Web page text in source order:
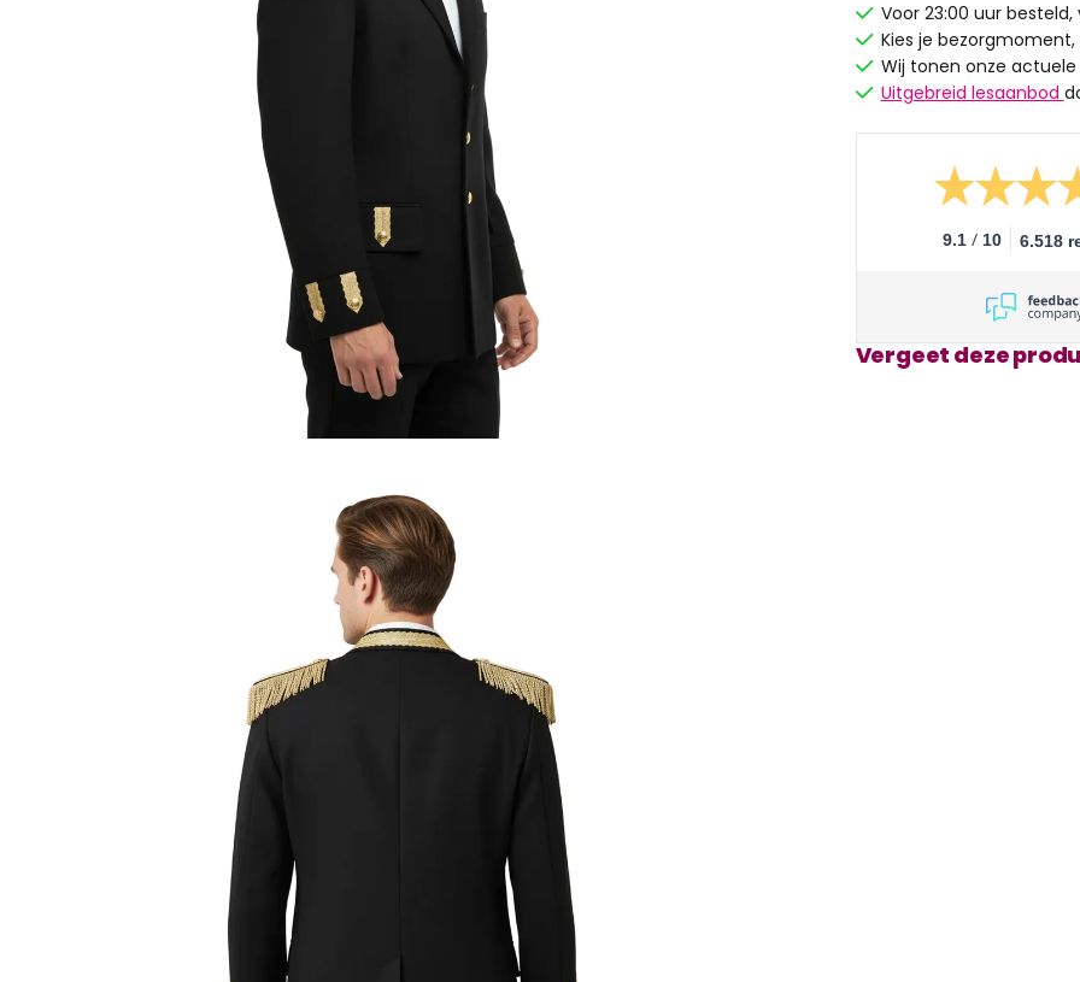
Voor 23:00 uur
Kies je
Wij tonen onze
Uitgebreid lesaanbod
9.1 / 10 6.518
Vergeet deze